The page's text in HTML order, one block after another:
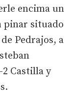
encima un
pinar situado
Pedrajos, a
Castilla y